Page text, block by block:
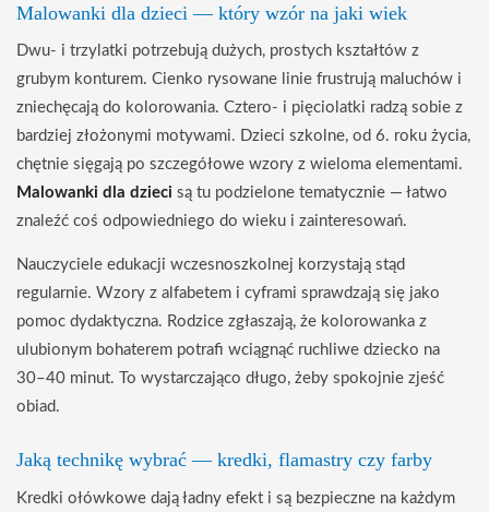
Malowanki dla dzieci — który wzór na jaki wiek
Dwu- i trzylatki potrzebują dużych, prostych kształtów z
grubym konturem. Cienko rysowane linie frustrują maluchów i
zniechęcają do kolorowania. Cztero- i pięciolatki radzą sobie z
bardziej złożonymi motywami. Dzieci szkolne, od 6. roku życia,
chętnie sięgają po szczegółowe wzory z wieloma elementami.
Malowanki dla dzieci są tu podzielone tematycznie — łatwo
znaleźć coś odpowiedniego do wieku i zainteresowań.
Nauczyciele edukacji wczesnoszkolnej korzystają stąd
regularnie. Wzory z alfabetem i cyframi sprawdzają się jako
pomoc dydaktyczna. Rodzice zgłaszają, że kolorowanka z
ulubionym bohaterem potrafi wciągnąć ruchliwe dziecko na
30–40 minut. To wystarczająco długo, żeby spokojnie zjeść
obiad.
Jaką technikę wybrać — kredki, flamastry czy farby
Kredki ołówkowe dają ładny efekt i są bezpieczne na każdym